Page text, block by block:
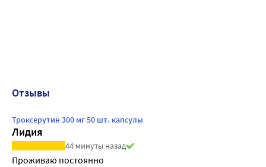
Отзывы
Троксерутин 300 мг 50 шт. капсулы
Лидия
44 минуты назад
Проживаю постоянно